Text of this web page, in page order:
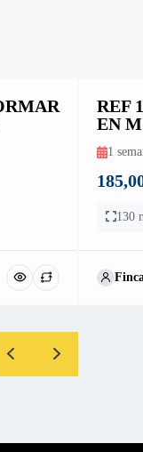
REF
EN
1
130